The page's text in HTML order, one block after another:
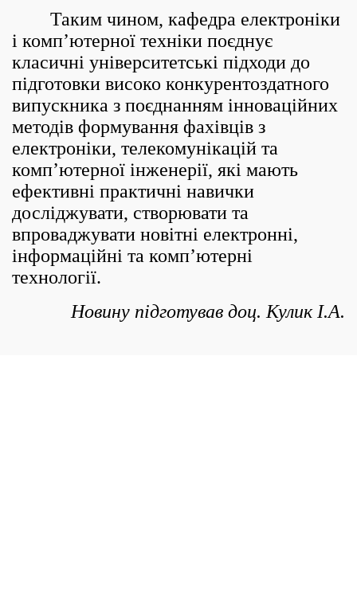
Таким чином, кафедра електроніки
і комп’ютерної техніки поєднує
класичні університетські підходи до
підготовки високо конкурентоздатного
випускника з поєднанням інноваційних
методів формування фахівців з
електроніки, телекомунікацій та
комп’ютерної інженерії, які мають
ефективні практичні навички
досліджувати, створювати та
впроваджувати новітні електронні,
інформаційні та комп’ютерні
технології.
Новину підготував доц. Кулик І.А.